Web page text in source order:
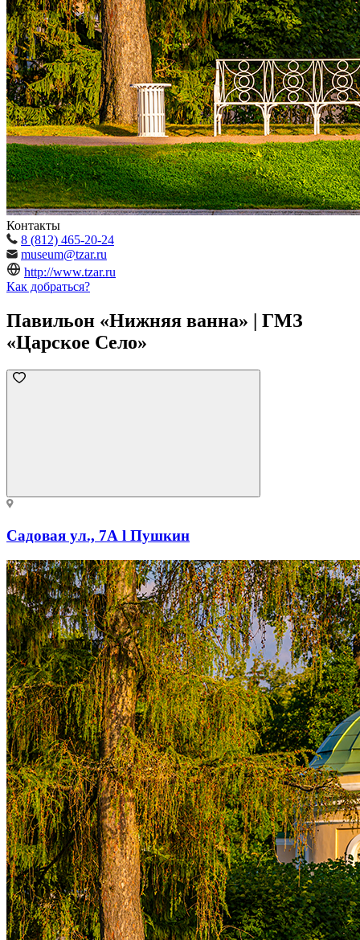
Контакты
8 (812) 465-20-24
museum@tzar.ru
http://www.tzar.ru
Как добраться?
Павильон «Нижняя ванна» | ГМЗ
«Царское Село»
Садовая ул., 7А l Пушкин